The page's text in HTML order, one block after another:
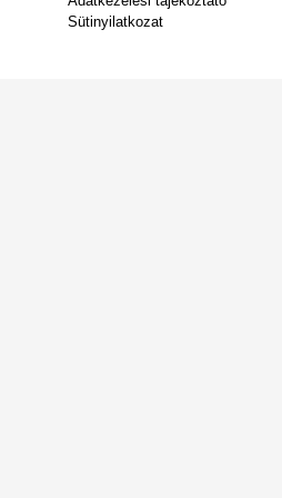
Sütinyilatkozat